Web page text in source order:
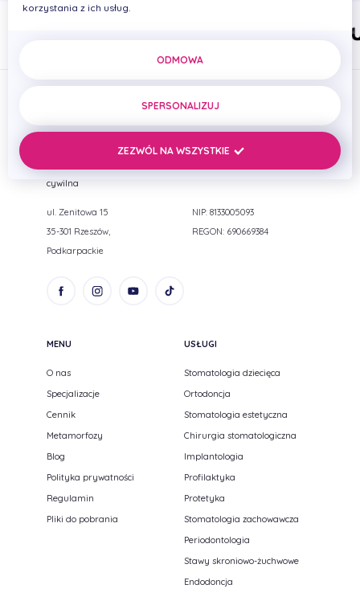
cywilna
ul. Zenitowa 15
35-301 Rzeszów,
Podkarpackie
NIP: 8133005093
REGON: 690669384
MENU
O nas
Specjalizacje
Cennik
Metamorfozy
Blog
Polityka prywatności
Regulamin
Pliki do pobrania
USŁUGI
Stomatologia dziecięca
Ortodoncja
Stomatologia estetyczna
Chirurgia stomatologiczna
Implantologia
Profilaktyka
Protetyka
Stomatologia zachowawcza
Periodontologia
Stawy skroniowo-żuchwowe
Endodoncja
korzystania z ich usług.
ODMOWA
SPERSONALIZUJ
ZEZWÓL NA WSZYSTKIE